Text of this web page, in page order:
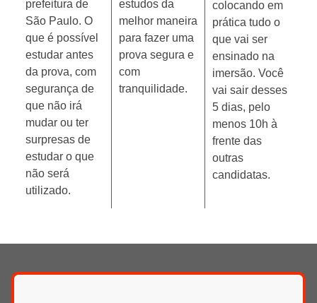
prefeitura de
São Paulo. O
que é possível
estudar antes
da prova, com
segurança de
que não irá
mudar ou ter
surpresas de
estudar o que
não será
utilizado.
estudos da
melhor maneira
para fazer uma
prova segura e
com
tranquilidade.
colocando em
prática tudo o
que vai ser
ensinado na
imersão. Você
vai sair desses
5 dias, pelo
menos 10h à
frente das
outras
candidatas.